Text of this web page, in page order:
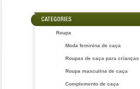
CATEGORIES
Roupa
Moda feminina de caça
Roupas de caça para crianças
Roupa masculina de caça
Complemento de caça